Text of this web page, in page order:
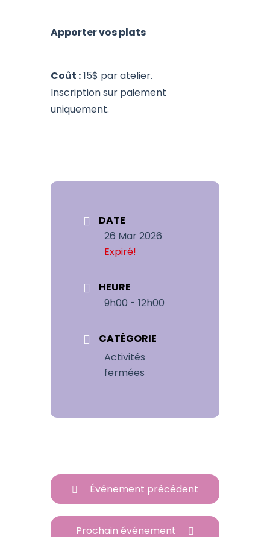
Apporter vos plats
Coût : 15$ par atelier.
Inscription sur paiement
uniquement.
DATE
26 Mar 2026
Expiré!
HEURE
9h00 - 12h00
CATÉGORIE
Activités
fermées
Événement précédent
Prochain événement